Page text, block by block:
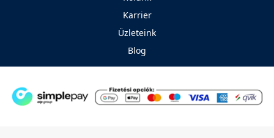
Karrier
Üzleteink
Blog